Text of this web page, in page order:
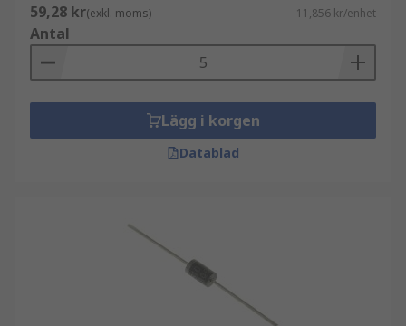
59,28 kr(exkl. moms) 11,856 kr/enhet
Antal
Lägg i korgen
Datablad